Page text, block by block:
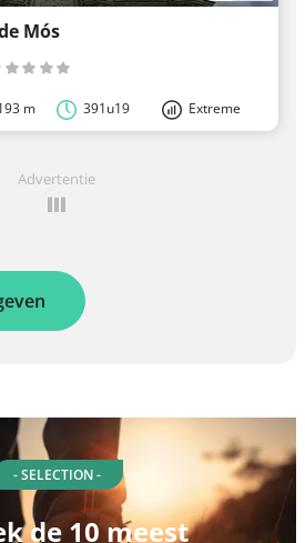
Mós
m 391u19 Extreme
Advertentie
- SELECTION -
de 10 meest